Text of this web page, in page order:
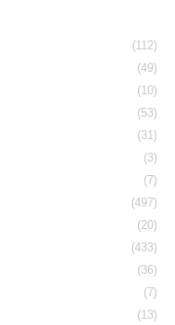
(112)
(49)
(10)
(53)
(31)
(3)
(7)
(497)
(20)
(433)
(36)
(7)
(13)